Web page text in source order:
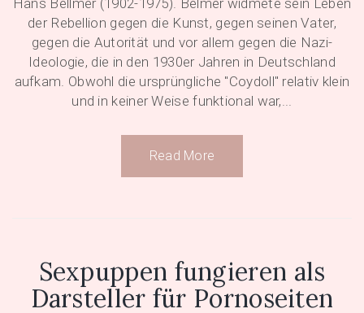
Hans Bellmer (1902-1975). Belmer widmete sein Leben
der Rebellion gegen die Kunst, gegen seinen Vater,
gegen die Autorität und vor allem gegen die Nazi-
Ideologie, die in den 1930er Jahren in Deutschland
aufkam. Obwohl die ursprüngliche "Coydoll" relativ klein
und in keiner Weise funktional war,...
Read More
Sexpuppen fungieren als
Darsteller für Pornoseiten